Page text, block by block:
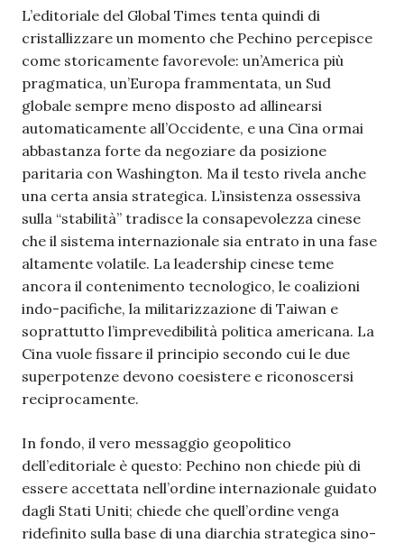
L’editoriale del Global Times tenta quindi di
cristallizzare un momento che Pechino percepisce
come storicamente favorevole: un’America più
pragmatica, un’Europa frammentata, un Sud
globale sempre meno disposto ad allinearsi
automaticamente all’Occidente, e una Cina ormai
abbastanza forte da negoziare da posizione
paritaria con Washington. Ma il testo rivela anche
una certa ansia strategica. L’insistenza ossessiva
sulla “stabilità” tradisce la consapevolezza cinese
che il sistema internazionale sia entrato in una fase
altamente volatile. La leadership cinese teme
ancora il contenimento tecnologico, le coalizioni
indo-pacifiche, la militarizzazione di Taiwan e
soprattutto l’imprevedibilità politica americana. La
Cina vuole fissare il principio secondo cui le due
superpotenze devono coesistere e riconoscersi
reciprocamente.
In fondo, il vero messaggio geopolitico
dell’editoriale è questo: Pechino non chiede più di
essere accettata nell’ordine internazionale guidato
dagli Stati Uniti; chiede che quell’ordine venga
ridefinito sulla base di una diarchia strategica sino-